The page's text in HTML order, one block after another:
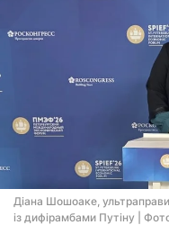
Діана Шошоаке,
із дифірамбами Путіну |